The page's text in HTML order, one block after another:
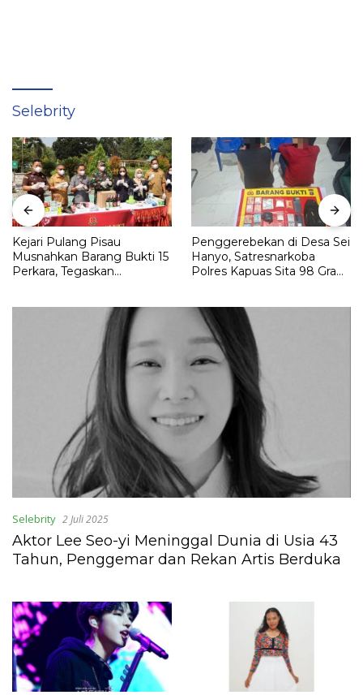
Selebrity
Kejari Pulang Pisau
Musnahkan Barang Bukti 15
Perkara, Tegaskan
Penggerebekan di Desa Sei
Hanyo, Satresnarkoba
Polres Kapuas Sita 98 Gram
Selebrity 2 Juli 2025
Aktor Lee Seo-yi Meninggal Dunia di Usia 43
Tahun, Penggemar dan Rekan Artis Berduka